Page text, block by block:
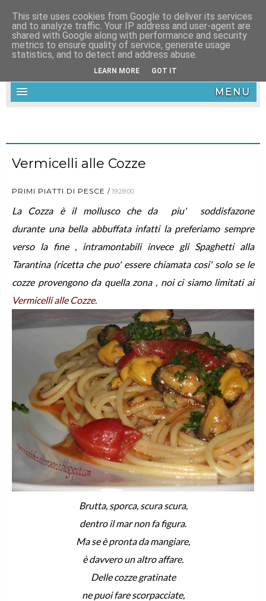
MENU
Vermicelli alle Cozze
PRIMI PIATTI DI PESCE 19:28:00
La Cozza è il mollusco che da piu' soddisfazone
durante una bella abbuffata infatti la preferiamo sempre
verso la fine , intramontabili invece gli Spaghetti alla
Tarantina (ricetta che puo' essere chiamata cosi' solo se le
cozze provengono da quella zona , noi ci siamo limitati ai
Vermicelli alle Cozze.
Brutta, sporca, scura scura,
dentro il mar non fa figura.
Ma se è pronta da mangiare,
è davvero un altro affare.
Delle cozze gratinate
ne puoi fare scorpacciate,
This site uses cookies from Google to deliver its services
and to analyze traffic. Your IP address and user-agent are
shared with Google along with performance and security
metrics to ensure quality of service, generate usage
statistics, and to detect and address abuse.
LEARN MORE GOT IT